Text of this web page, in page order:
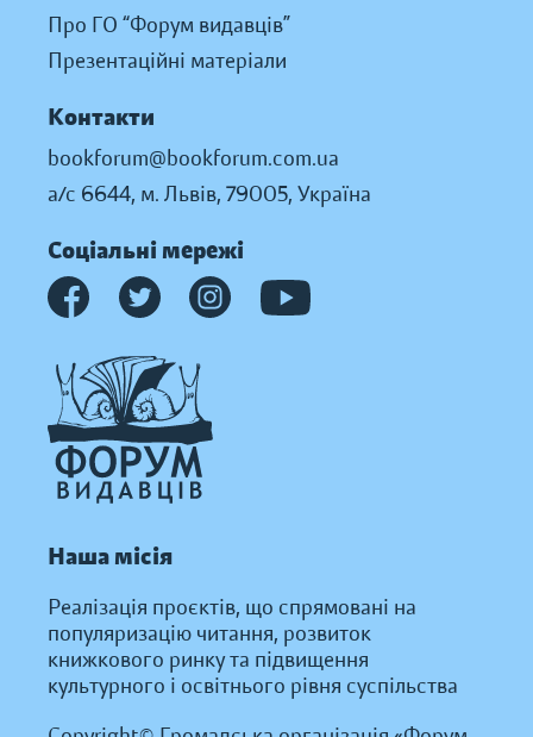
Про ГО “Форум видавців”
Презентаційні матеріали
Контакти
bookforum@bookforum.com.ua
а/с 6644, м. Львів, 79005, Україна
Соціальні мережі
Наша місія
Реалізація проєктів, що спрямовані на
популяризацію читання, розвиток
книжкового ринку та підвищення
культурного і освітнього рівня суспільства